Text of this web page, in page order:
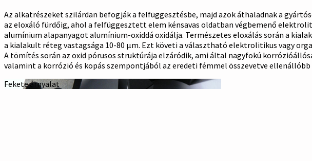
Az alkatrészeket szilárdan befogják a felfüggesztésbe, majd azok áthaladnak a
az eloxáló fürdőig, ahol a felfüggesztett elem kénsavas oldatban végbemenő
alumínium alapanyagot alumínium-oxiddá oxidálja. Természetes eloxálás során a
a kialakult réteg vastagsága 10-80 µm. Ezt követi a választható elektrolitikus vagy
A tömítés során az oxid pórusos struktúrája elzáródik, ami által nagyfokú
valamint a korrózió és kopás szempontjából az eredeti fémmel összevetve ellenállóbb
Fekete árnyalat